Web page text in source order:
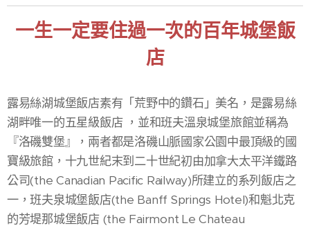
一生一定要住過一次的百年城堡飯
店
露易絲湖城堡飯店素有「荒野中的鑽石」美名，是露易絲
湖畔唯一的五星級飯店 ，並和班夫溫泉城堡旅館並稱為
『洛磯雙堡』，兩者都是洛磯山脈國家公園中最頂級的國
寶級旅館，十九世紀末到二十世紀初由加拿大太平洋鐵路
公司(the Canadian Pacific Railway)所建立的系列飯店之
一，班夫泉城堡飯店(the Banff Springs Hotel)和魁北克
的芳堤那城堡飯店 (the Fairmont Le Chateau